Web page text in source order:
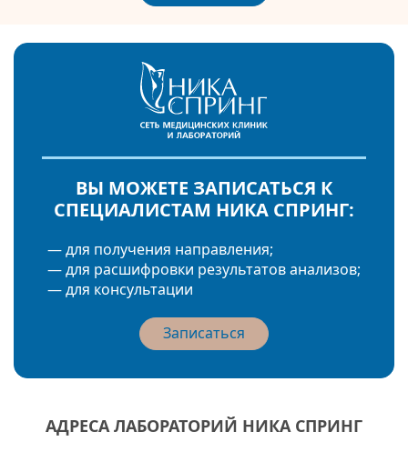
ВЫ МОЖЕТЕ ЗАПИСАТЬСЯ К
СПЕЦИАЛИСТАМ НИКА СПРИНГ:
— для получения направления;
— для расшифровки результатов анализов;
— для консультации
Записаться
АДРЕСА ЛАБОРАТОРИЙ НИКА СПРИНГ